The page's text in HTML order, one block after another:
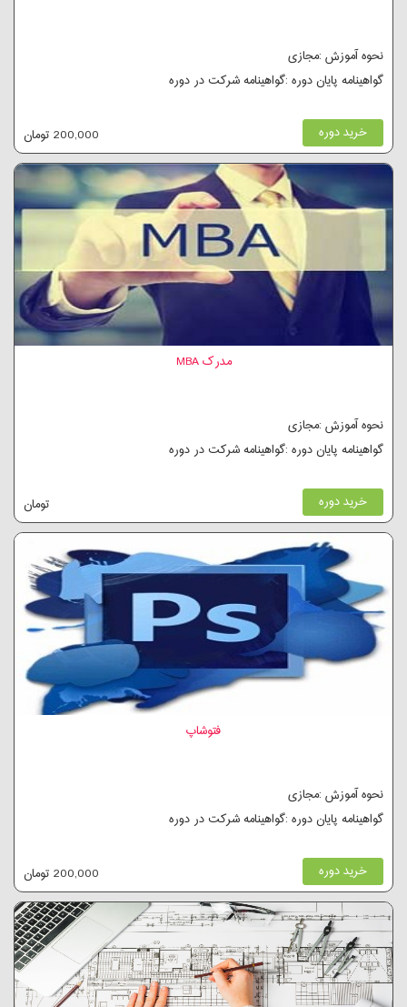
نحوه آموزش :مجازی
گواهینامه پایان دوره :گواهینامه شرکت در دوره
خرید دوره 200,000 تومان
مدرک MBA
نحوه آموزش :مجازی
گواهینامه پایان دوره :گواهینامه شرکت در دوره
خرید دوره تومان
فتوشاپ
نحوه آموزش :مجازی
گواهینامه پایان دوره :گواهینامه شرکت در دوره
خرید دوره 200,000 تومان